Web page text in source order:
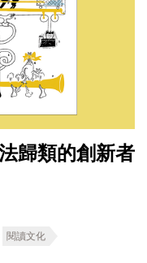
歸類的創新者
閱讀文化